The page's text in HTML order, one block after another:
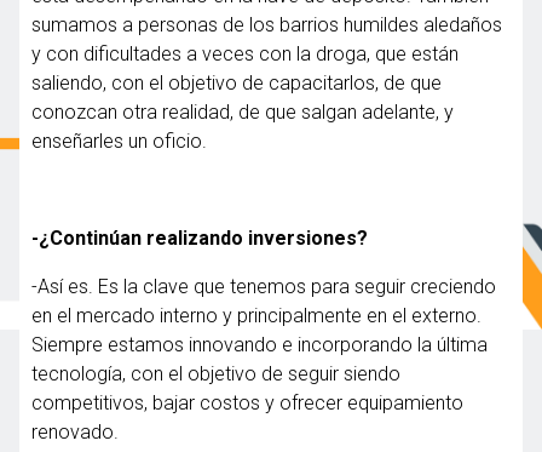
sumamos a personas de los barrios humildes aledaños
y con dificultades a veces con la droga, que están
saliendo, con el objetivo de capacitarlos, de que
conozcan otra realidad, de que salgan adelante, y
enseñarles un oficio.
-¿Continúan realizando inversiones?
-Así es. Es la clave que tenemos para seguir creciendo
en el mercado interno y principalmente en el externo.
Siempre estamos innovando e incorporando la última
tecnología, con el objetivo de seguir siendo
competitivos, bajar costos y ofrecer equipamiento
renovado.